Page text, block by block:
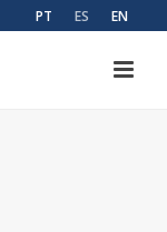
PT ES EN